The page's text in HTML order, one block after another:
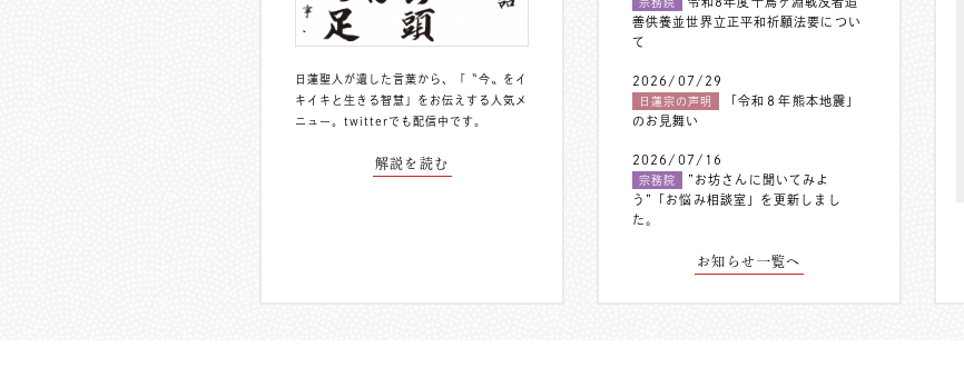
日蓮聖人が遺した言葉から、「〝今〟をイ
キイキと生きる智慧」をお伝えする人気メ
ニュー。 twitterでも配信中 です。
解説を読む
善供養並世界立正平和祈願法要につい
て
2026/07/29
日蓮宗の声明
「令和８年熊本地震」
のお見舞い
2026/07/16
宗務院
”お坊さんに聞いてみよ
う”「お悩み相談室」を更新しまし
た。
お知らせ一覧へ